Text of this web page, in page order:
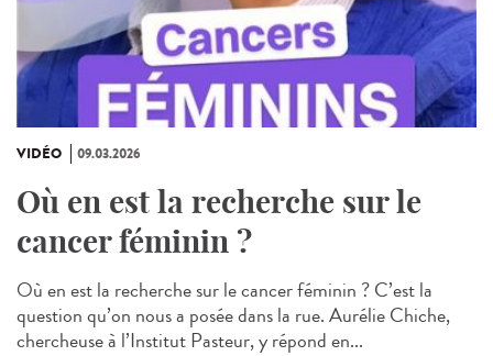
VIDÉO 09.03.2026
Où en est la recherche sur le
cancer féminin ?
Où en est la recherche sur le cancer féminin ? C’est la
question qu’on nous a posée dans la rue. Aurélie Chiche,
chercheuse à l’Institut Pasteur, y répond en...